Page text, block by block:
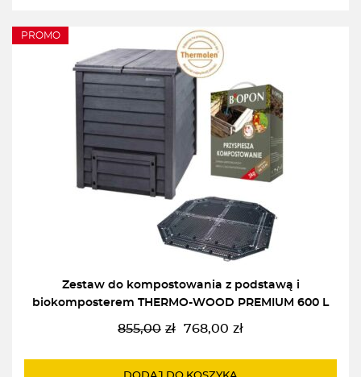
PROMO
Zestaw do kompostowania z podstawą i
biokomposterem THERMO-WOOD PREMIUM 600 L
855,00 zł
Pierwotna
wynosiła:
768,00 zł
Aktualna
wynosi: